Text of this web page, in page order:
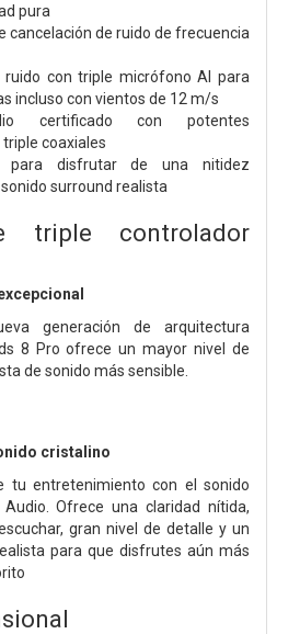
pura
cancelación de ruido de frecuencia
ruido con triple micrófono AI para
incluso con vientos de 12 m/s
certificado con potentes
coaxiales
para disfrutar de una nitidez
surround realista
triple controlador
generación de arquitectura
8 Pro ofrece un mayor nivel de
de sonido más sensible.
cristalino
tu entretenimiento con el sonido
Ofrece una claridad nítida,
gran nivel de detalle y un
para que disfrutes aún más